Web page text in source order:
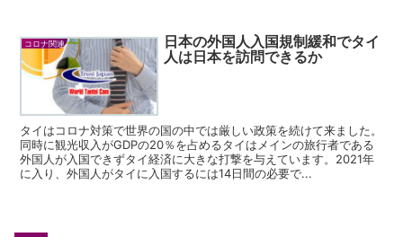
コロナ関連
日本の外国人入国規制緩和でタイ
人は日本を訪問できるか
タイはコロナ対策で世界の国の中では厳しい政策を続けて来ました。
同時に観光収入がGDPの20％を占めるタイはメインの旅行者である
外国人が入国できずタイ経済に大きな打撃を与えています。2021年
に入り、外国人がタイに入国するには14日間の必要で...